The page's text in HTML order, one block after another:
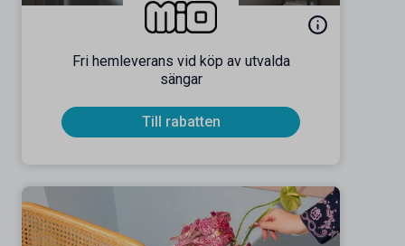
Fri hemleverans vid köp av utvalda
sängar
Till rabatten